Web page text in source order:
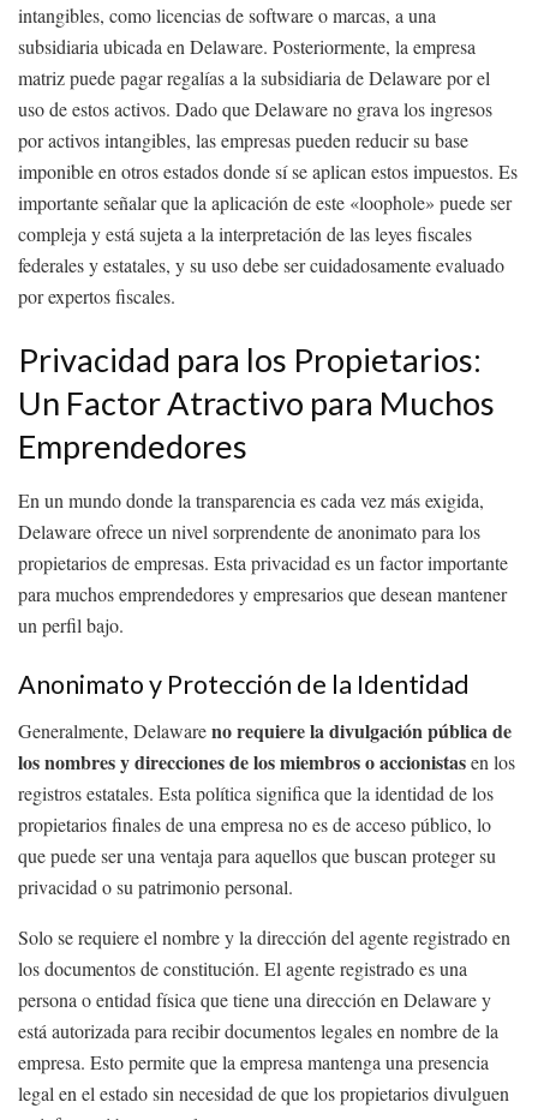
intangibles, como licencias de software o marcas, a una
subsidiaria ubicada en Delaware. Posteriormente, la empresa
matriz puede pagar regalías a la subsidiaria de Delaware por el
uso de estos activos. Dado que Delaware no grava los ingresos
por activos intangibles, las empresas pueden reducir su base
imponible en otros estados donde sí se aplican estos impuestos. Es
importante señalar que la aplicación de este «loophole» puede ser
compleja y está sujeta a la interpretación de las leyes fiscales
federales y estatales, y su uso debe ser cuidadosamente evaluado
por expertos fiscales.
Privacidad para los Propietarios:
Un Factor Atractivo para Muchos
Emprendedores
En un mundo donde la transparencia es cada vez más exigida,
Delaware ofrece un nivel sorprendente de anonimato para los
propietarios de empresas. Esta privacidad es un factor importante
para muchos emprendedores y empresarios que desean mantener
un perfil bajo.
Anonimato y Protección de la Identidad
Generalmente, Delawareno requiere la divulgación pública de
los nombres y direcciones de los miembros o accionistasen los
registros estatales. Esta política significa que la identidad de los
propietarios finales de una empresa no es de acceso público, lo
que puede ser una ventaja para aquellos que buscan proteger su
privacidad o su patrimonio personal.
Solo se requiere el nombre y la dirección del agente registrado en
los documentos de constitución. El agente registrado es una
persona o entidad física que tiene una dirección en Delaware y
está autorizada para recibir documentos legales en nombre de la
empresa. Esto permite que la empresa mantenga una presencia
legal en el estado sin necesidad de que los propietarios divulguen